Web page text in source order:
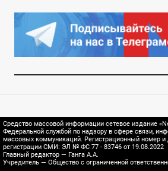
Средство массовой информации сетевое издание
Федеральной службой по надзору в сфере связи,
массовых коммуникаций. Регистрационный номер и
регистрации СМИ: ЭЛ № ФС 77 - 83746 от 19.08.2022
Главный редактор — Ганга А.А.
Учредитель — Общество с ограниченной